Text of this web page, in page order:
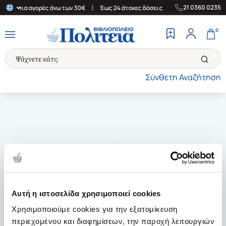
Αυτή η ιστοσελίδα χρησιμοποιεί cookies
Χρησιμοποιούμε cookies για την εξατομίκευση
περιεχομένου και διαφημίσεων, την παροχή λειτουργιών
για αγορές άνω των 30€ Έως 24 άτοκες δόσεις | Δωρεάν
21 0360 0235
Σύνθετη Αναζήτηση
0